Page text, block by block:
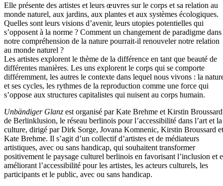
Elle présente des artistes et leurs œuvres sur le corps et sa relation au
monde naturel, aux jardins, aux plantes et aux systèmes écologiques.
Quelles sont leurs visions d’avenir, leurs utopies potentielles qui
s’opposent à la norme ? Comment un changement de paradigme dans
notre compréhension de la nature pourrait-il renouveler notre relation
au monde naturel ?
Les artistes explorent le thème de la différence en tant que beauté de
différentes manières. Les uns explorent le corps qui se comporte
différemment, les autres le contexte dans lequel nous vivons : la
et ses cycles, les rythmes de la reproduction comme une force qui
s’oppose aux structures capitalistes qui nuisent au corps humain.
Unbändiger Glanz est organisé par Kate Brehme et Kirstin Broussard
de Berlinklusion, le réseau berlinois pour l’accessibilité dans l’art et la
culture, dirigé par Dirk Sorge, Jovana Komnenic, Kirstin Broussard et
Kate Brehme. Il s’agit d’un collectif d’artistes et de médiateurs
artistiques, avec ou sans handicap, qui souhaitent transformer
positivement le paysage culturel berlinois en favorisant l’inclusion et
améliorant l’accessibilité pour les artistes, les acteurs culturels, les
participants et le public, avec ou sans handicap.